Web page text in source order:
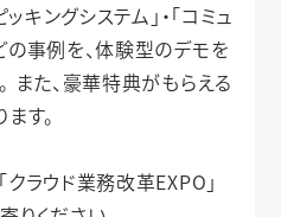
キングシステム」・「コミュ
の事例を、体験型のデモを
また、豪華特典がもらえる
す。
ラウド業務改革EXPO」